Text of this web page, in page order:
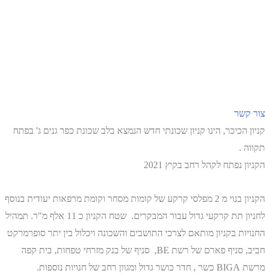
צור קשר
קניון הכיכר, הינו קניון שכונתי חדש הנמצא בלב שכונת כפר גנים ג' בפתח
תקווה .
הקניון נפתח לקהל רחב בקיץ 2021
הקניון בנוי מ 2 מפלסי קרקע של קומות מסחר וקומת מרפאות יעודית בנוסף
לחניון תת קרקעי גדול עבור המבקרים. שטח הקניון כ 11 אלף מ"ר. תמהיל
החנויות בקניון מותאם לצרכי התושבים והשכונה ויכלול בין יתר סופרמרקט
חביב, סניף פארם של רשת BE, סניף של בנק מזרחי טפחות, בית קפה
מרשת BIGA כשר , חדר כושר גדול ומגוון רחב של חנויות נוספות.